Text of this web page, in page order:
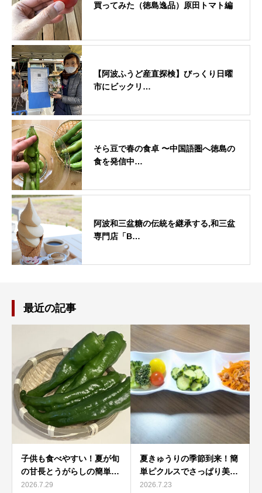
買ってみた（徳島逸品）原田トマト編
【阿波ふうど産直探検】びっくり日曜
市にビックリ…
そら豆で春の食卓 〜中国語圏へ徳島の
食を発信中…
阿波和三盆糖の伝統を継承する,和三盆
専門店「B…
最近の記事
子供も食べやすい！夏が旬
の甘長とうがらしの簡単…
2026.7.29
夏きゅうりの季節到来！簡
単ピクルスでさっぱり美…
2026.7.23